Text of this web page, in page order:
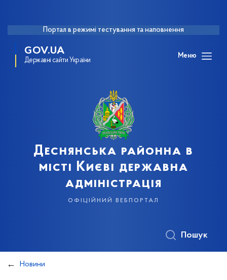
Портал в режимі тестування та наповнення
GOV.UA
Державні сайти України
Меню
Деснянська районна в
місті Києві державна
адміністрація
офіційний вебпортал
Пошук
Новини